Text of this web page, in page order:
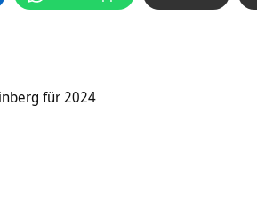
für 2024